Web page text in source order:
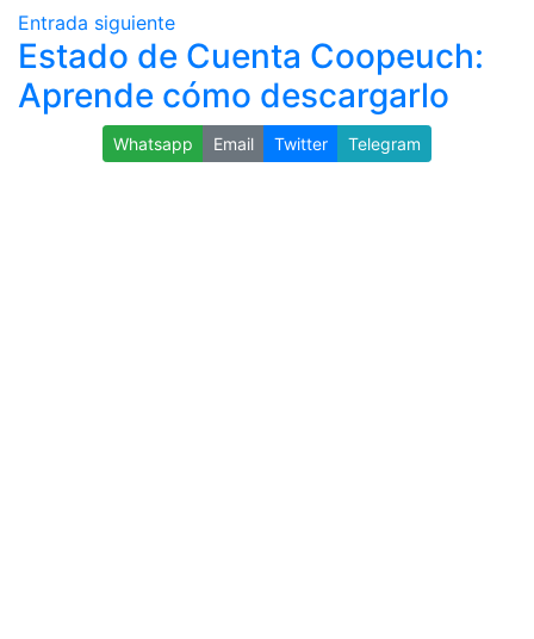
Entrada siguiente
Estado de Cuenta Coopeuch:
Aprende cómo descargarlo
Whatsapp Email Twitter Telegram